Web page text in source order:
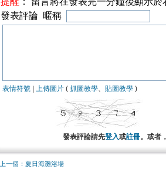
發表評論 暱稱
表情符號 上傳圖片 ( 抓圖教學、 貼圖教學 )
發表評論請先登入或註冊。或者
上一個：夏日海灘浴場